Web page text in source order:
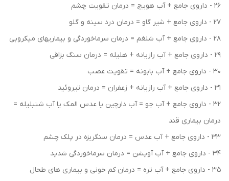
26 - داروی جامع + آب هویج = درمان تقویت چشم
27 - داروی جامع + شیر گاو = درمان درد سینه و گلو
28 - داروی جامع + آب شلغم = درمان سرماخوردگی و بیماریهای میکروبی
29 - داروی جامع + آب رازیانه + هلیله = درمان سنگ بزاقی
30 - داروی جامع + آب بابونه = تقویت عصب
31 - داروی جامع + آب رازیانه + زعفران = درمان تیروئید
32 - داروی جامع + آب جو = آب دارچین یا عدس المک یا آب شنبلیله =
درمان بیماری قند
33 - داروی جامع + آب عدس = درمان سنگریزه در پلک چشم
34 - داروی جامع + آب آویشن = درمان سرماخوردگی شدید
35 - داروی جامع + آب تره = درمان کم خونی و بیماری های طحال